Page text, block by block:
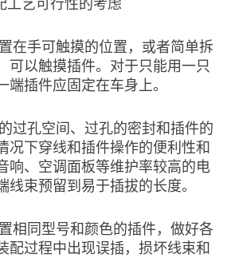
在手可触摸的位置，或者简单拆
可以触摸插件。对于只能用一只
插件应固定在车身上。
过孔空间、过孔的密封和插件的
况下穿线和插件操作的便利性和
响、空调面板等维护率较高的电
束预留到易于插拔的长度。
相同型号和颜色的插件，做好各
配过程中出现误插，损坏线束和